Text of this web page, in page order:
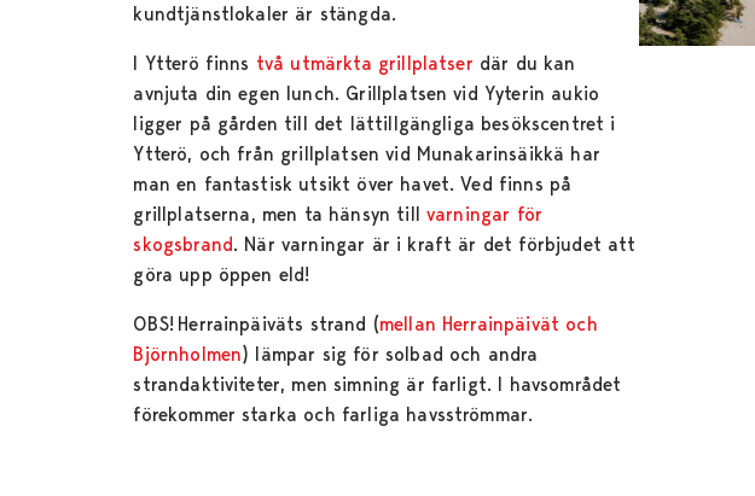
kundtjänstlokaler är stängda.
I Ytterö finns två utmärkta grillplatser där du kan
avnjuta din egen lunch. Grillplatsen vid Yyterin aukio
ligger på gården till det lättillgängliga besökscentret i
Ytterö, och från grillplatsen vid Munakarinsäikkä har
man en fantastisk utsikt över havet. Ved finns på
grillplatserna, men ta hänsyn tillvarningar för
skogsbrand. När varningar är i kraft är det förbjudet att
göra upp öppen eld!
OBS! Herrainpäiväts strand (mellan Herrainpäivät och
Björnholmen) lämpar sig för solbad och andra
strandaktiviteter, men simning är farligt. I havsområdet
förekommer starka och farliga havsströmmar.